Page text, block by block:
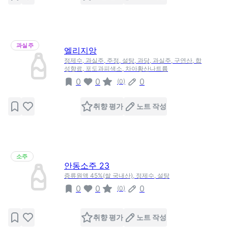
과실주
엘리지앙
정제수, 과실주, 주정, 설탕, 과당, 과실주, 구연산, 합
성향료, 포도과피색소, 차아황산나트륨
0 0 (0) 0
취향 평가 노트 작성
소주
안동소주 23
증류원액 45%(쌀 국내산), 정제수, 설탕
0 0 (0) 0
취향 평가 노트 작성